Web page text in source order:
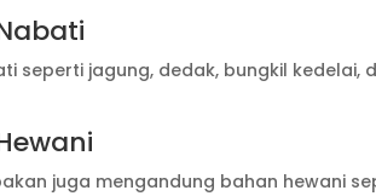
seperti jagung, dedak, bungkil
juga mengandung bahan hewani